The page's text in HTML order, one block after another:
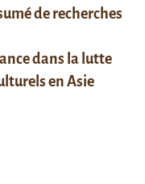
de recherches
dans la lutte
en Asie